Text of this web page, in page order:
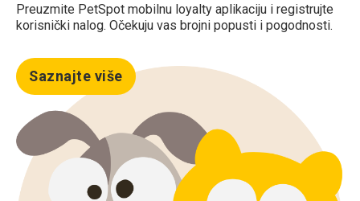
Preuzmite PetSpot mobilnu loyalty aplikaciju i registrujte
korisnički nalog. Očekuju vas brojni popusti i pogodnosti.
Saznajte više